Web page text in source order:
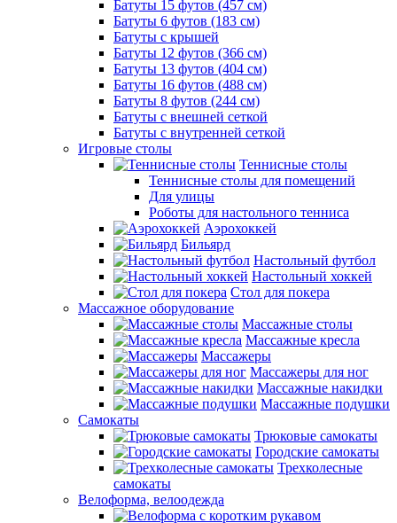
Батуты 15 футов (457 см)
Батуты 6 футов (183 см)
Батуты с крышей
Батуты 12 футов (366 см)
Батуты 13 футов (404 см)
Батуты 16 футов (488 см)
Батуты 8 футов (244 см)
Батуты с внешней сеткой
Батуты с внутренней сеткой
Игровые столы
Теннисные столы
Теннисные столы для помещений
Для улицы
Роботы для настольного тенниса
Аэрохоккей
Бильярд
Настольный футбол
Настольный хоккей
Стол для покера
Массажное оборудование
Массажные столы
Массажные кресла
Массажеры
Массажеры для ног
Массажные накидки
Массажные подушки
Самокаты
Трюковые самокаты
Городские самокаты
Трехколесные
самокаты
Велоформа, велоодежда